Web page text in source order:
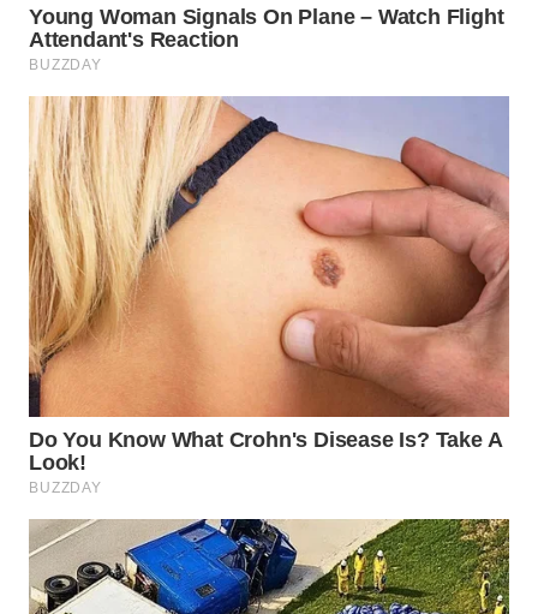
WN
INDRAMAYU
WN
KUNINGAN
WN
MAJALENGKA
WN
SUBANG
SUKABUMI
WN
WN
PRIANGAN